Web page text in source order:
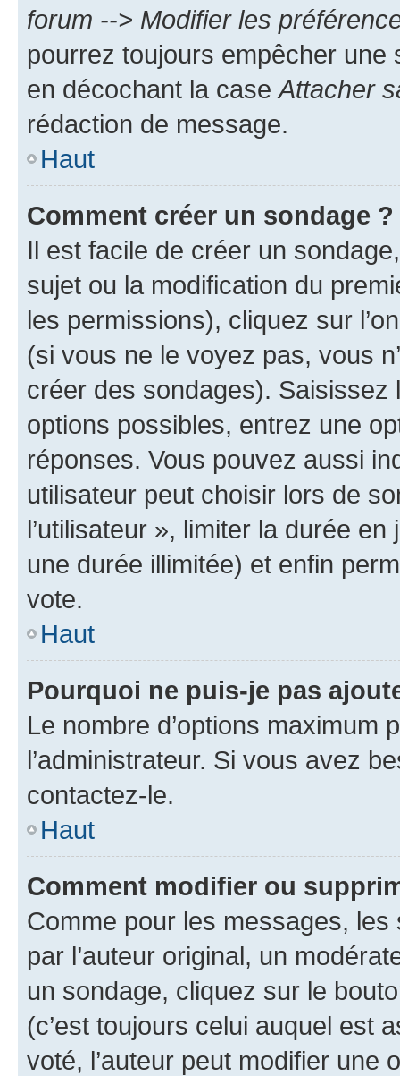
forum --> Modifier les
pourrez toujours empêcher une
en décochant la case Attacher
rédaction de message.
Haut
Comment créer un sondage ?
Il est facile de créer un
sujet ou la modification du
les permissions), cliquez sur
(si vous ne le voyez pas, vous
créer des sondages).
options possibles, entrez une
réponses. Vous pouvez aussi
utilisateur peut choisir lors de
l’utilisateur », limiter la durée
une durée illimitée) et enfin
vote.
Haut
Pourquoi ne puis-je pas
Le nombre d’options maximum
l’administrateur. Si vous avez
contactez-le.
Haut
Comment modifier ou
Comme pour les messages,
par l’auteur original, un
un sondage, cliquez sur le
(c’est toujours celui auquel est
voté, l’auteur peut modifier une